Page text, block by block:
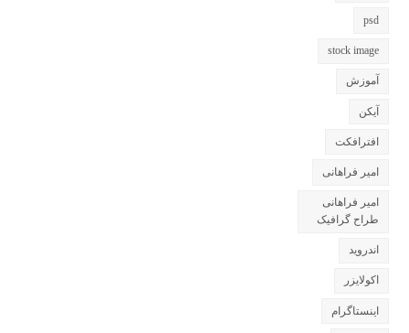
psd
stock image
آموزش
آیکن
افترافکت
امیر فراهانی
امیر فراهانی
طراح گرافیک
اندروید
اکولایزر
اینستاگرام